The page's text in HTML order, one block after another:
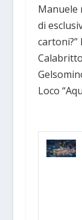
Manuele
di
Loco